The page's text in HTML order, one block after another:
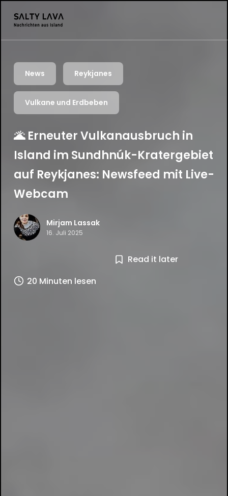
News Reykjanes
Vulkane und Erdbeben
🌋 Erneuter Vulkanausbruch in
Island im Sundhnúk-Kratergebiet
auf Reykjanes: Newsfeed mit Live-
Webcam
Mirjam Lassak
16. Juli 2025
Read it later
20 Minuten lesen